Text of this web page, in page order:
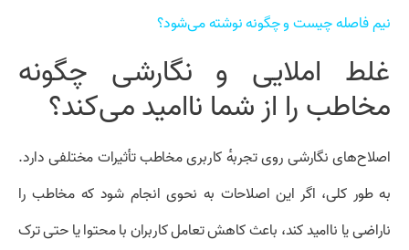
نیم فاصله چیست و چگونه نوشته می‌شود؟
غلط املایی و نگارشی چگونه
مخاطب را از شما ناامید می‌کند؟
اصلاح‌های نگارشی روی تجربهٔ کاربری مخاطب تأثیرات مختلفی دارد.
به طور کلی، اگر این اصلاحات به نحوی انجام شود که مخاطب را
ناراضی یا ناامید کند، باعث کاهش تعامل کاربران با محتوا یا حتی ترک